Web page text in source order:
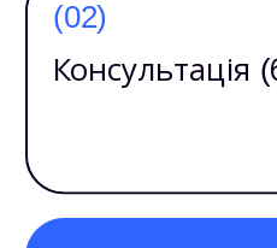
(02)
Консультація